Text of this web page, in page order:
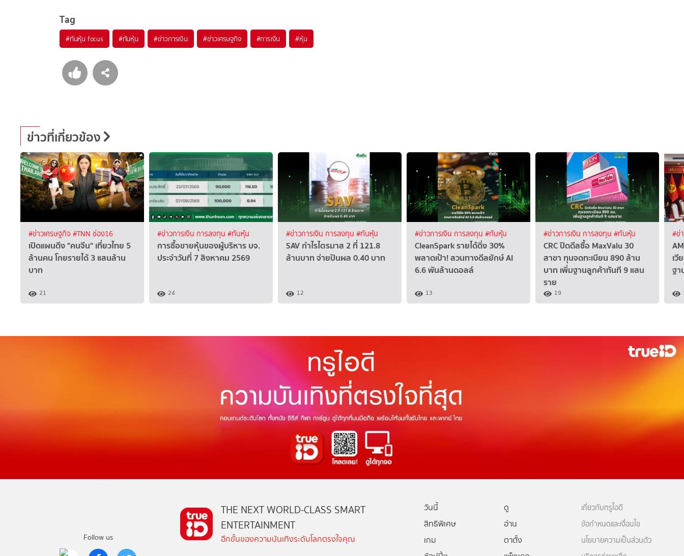
Tag
#ทันหุ้น focus #ทันหุ้น #ข่าวการเงิน #ข่าวเศรษฐกิจ #การเงิน #หุ้น
ข่าวที่เกี่ยวข้อง
#ข่าวเศรษฐกิจ #TNN ช่อง16
เปิดแผนดึง "คนจีน" เที่ยวไทย 5
ล้านคน โกยรายได้ 3 แสนล้าน
บาท
21
#ข่าวการเงิน การลงทุน #ทันหุ้น
การซื้อขายหุ้นของผู้บริหาร บจ.
ประจำวันที่ 7 สิงหาคม 2569
24
#ข่าวการเงิน การลงทุน #ทันหุ้น
SAV กำไรไตรมาส 2 ที่ 121.8
ล้านบาท จ่ายปันผล 0.40 บาท
12
#ข่าวการเงิน การลงทุน #ทันหุ้น
CleanSpark รายได้ดิ่ง 30%
พลาดเป้า! สวนทางดีลยักษ์ AI
6.6 พันล้านดอลล์
13
#ข่าวการเงิน การลงทุน #ทันหุ้น
CRC ปิดดีลซื้อ MaxValu 30
สาขา ทุนจดทะเบียน 890 ล้าน
บาท เพิ่มฐานลูกค้าทันที 9 แสน
ราย
19
#ข่
เ
ฐ
Follow us
THE NEXT WORLD-CLASS SMART
ENTERTAINMENT
อีกขั้นของความบันเทิงระดับโลกตรงใจคุณ
วันนี้
ดู
สิทธิพิเศษ
อ่าน
เกม
ตาตั้ง
เกี่ยวกับทรูไอดี
ข้อกำหนดและเงื่อนไข
นโยบายความเป็นส่วนตัว